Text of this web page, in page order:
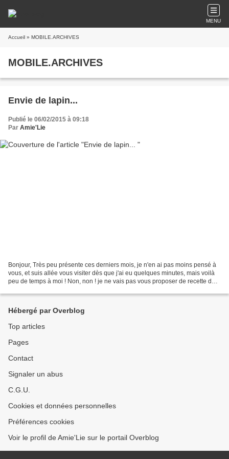
MENU
Accueil » MOBILE.ARCHIVES
MOBILE.ARCHIVES
Envie de lapin...
Publié le 06/02/2015 à 09:18
Par Amie'Lie
Bonjour, Très peu présente ces derniers mois, je n'en ai pas moins pensé à
vous, et suis allée vous visiter dès que j'ai eu quelques minutes, mais voilà
peu de temps à moi ! Non, non ! je ne vais pas vous proposer de recette de
Hébergé par Overblog
Top articles
Pages
Contact
Signaler un abus
C.G.U.
Cookies et données personnelles
Préférences cookies
Voir le profil de Amie'Lie sur le portail Overblog